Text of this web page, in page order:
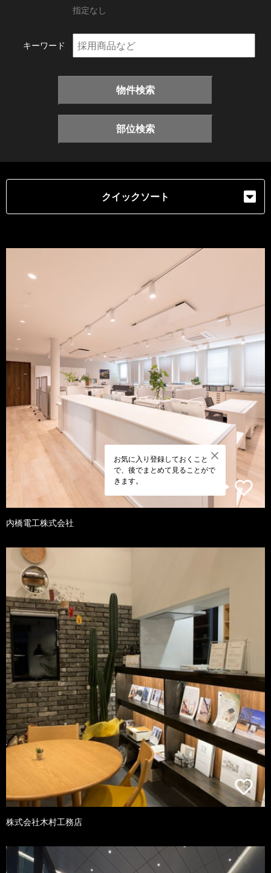
指定なし
キーワード
物件検索
部位検索
クイックソート
お気に入り登録しておくこと
で、後でまとめて見ることがで
きます。
内橋電工株式会社
株式会社木村工務店